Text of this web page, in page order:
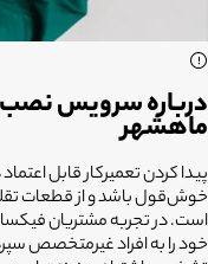
درباره سرویس نصب
ماهشهر
پیدا کردن تعمیرکار قابل
خوش‌قول باشد و از قطعات
است. در تجربه مشتریان فیکسا
خود را به افراد غیرمتخصص